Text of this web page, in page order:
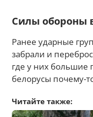
Силы обороны
Ранее ударные
забрали и
где у них большие
белорусы почему-
Читайте также: